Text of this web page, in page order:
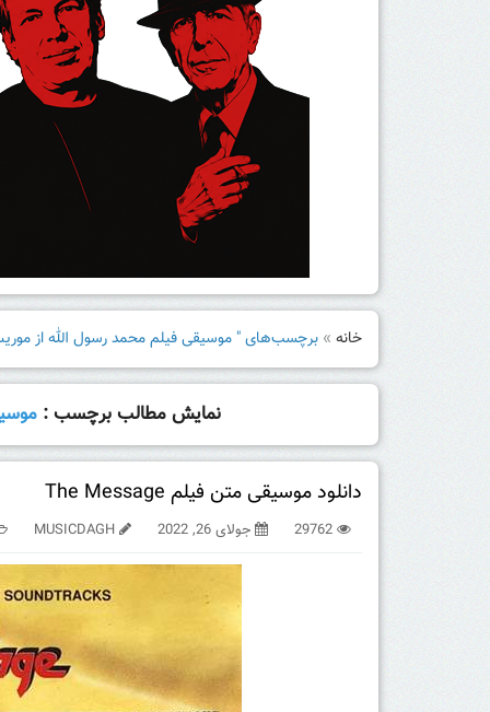
خانه » برچسب‌های " موسیقی فیلم محمد رسول الله از
نمایش مطالب برچسب :
دانلود موسیقی متن فیلم The Message
29762 جولای 26, 2022 MUSICDAGH